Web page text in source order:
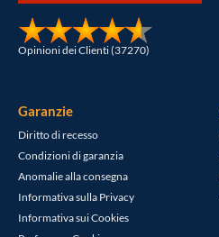
Opinioni dei Clienti (37270)
Garanzie
Diritto di recesso
Condizioni di garanzia
Anomalie alla consegna
Informativa sulla Privacy
Informativa sui Cookies